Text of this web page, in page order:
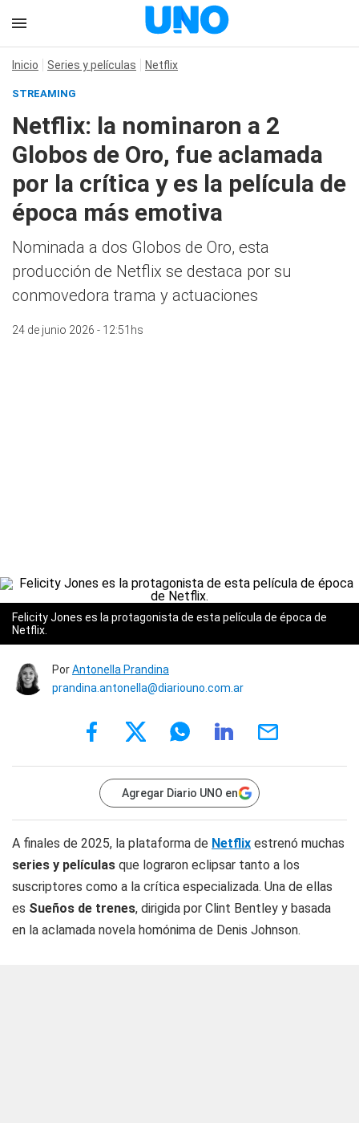
Inicio Series y películas Netflix
STREAMING
Netflix: la nominaron a 2
Globos de Oro, fue aclamada
por la crítica y es la película de
época más emotiva
Nominada a dos Globos de Oro, esta
producción de Netflix se destaca por su
conmovedora trama y actuaciones
24 de junio 2026 - 12:51hs
Felicity Jones es la protagonista de esta película de época de
Netflix.
PorAntonella Prandina
prandina.antonella@diariouno.com.ar
Agregar Diario UNO en
A finales de 2025, la plataforma de Netflix estrenó muchas
series y películas que lograron eclipsar tanto a los
suscriptores como a la crítica especializada. Una de ellas
es Sueños de trenes, dirigida por Clint Bentley y basada
en la aclamada novela homónima de Denis Johnson.